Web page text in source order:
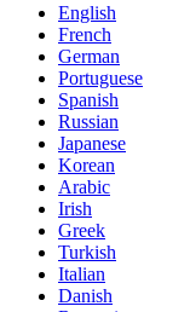
English
French
German
Portuguese
Spanish
Russian
Japanese
Korean
Arabic
Irish
Greek
Turkish
Italian
Danish